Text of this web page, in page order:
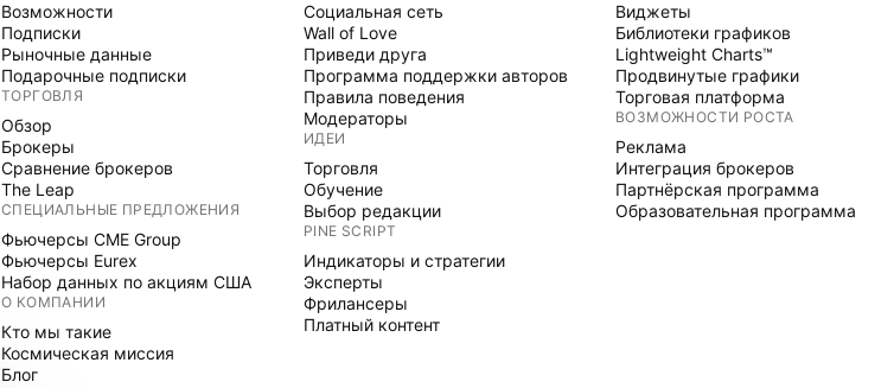
Возможности
Подписки
Рыночные данные
Подарочные подписки
ТОРГОВЛЯ
Обзор
Брокеры
Сравнение брокеров
The Leap
СПЕЦИАЛЬНЫЕ ПРЕДЛОЖЕНИЯ
Фьючерсы CME Group
Фьючерсы Eurex
Набор данных по акциям США
О КОМПАНИИ
Кто мы такие
Космическая миссия
Блог
Социальная сеть
Wall of Love
Приведи друга
Программа поддержки авторов
Правила поведения
Модераторы
ИДЕИ
Торговля
Обучение
Выбор редакции
PINE SCRIPT
Индикаторы и стратегии
Эксперты
Фрилансеры
Платный контент
Виджеты
Библиотеки графиков
Lightweight Charts™
Продвинутые графики
Торговая платформа
ВОЗМОЖНОСТИ РОСТА
Реклама
Интеграция брокеров
Партнёрская программа
Образовательная программа